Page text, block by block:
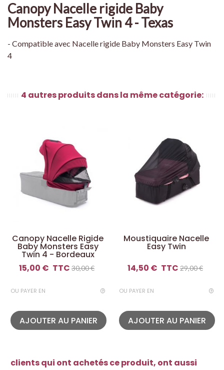
Canopy Nacelle rigide Baby
Monsters Easy Twin 4 - Texas
- Compatible avec Nacelle rigide Baby Monsters Easy Twin
4
4 autres produits dans la même catégorie:
Canopy Nacelle Rigide
Baby Monsters Easy
Twin 4 - Bordeaux
15,00 € TTC 30,00 €
OU PAYER EN
AJOUTER AU PANIER
Moustiquaire Nacelle
Easy Twin
14,50 € TTC 29,00 €
OU PAYER EN
AJOUTER AU PANIER
clients qui ont achetés ce produit, ont aussi